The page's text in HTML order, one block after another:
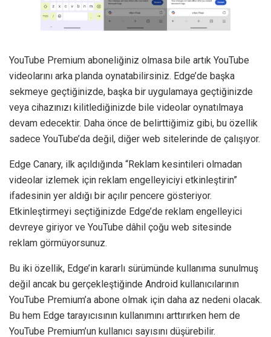
YouTube Premium aboneliğiniz olmasa bile artık YouTube
videolarını arka planda oynatabilirsiniz. Edge’de başka
sekmeye geçtiğinizde, başka bir uygulamaya geçtiğinizde
veya cihazınızı kilitlediğinizde bile videolar oynatılmaya
devam edecektir. Daha önce de belirttiğimiz gibi, bu özellik
sadece YouTube’da değil, diğer web sitelerinde de çalışıyor.
Edge Canary, ilk açıldığında “Reklam kesintileri olmadan
videolar izlemek için reklam engelleyiciyi etkinleştirin”
ifadesinin yer aldığı bir açılır pencere gösteriyor.
Etkinleştirmeyi seçtiğinizde Edge’de reklam engelleyici
devreye giriyor ve YouTube dâhil çoğu web sitesinde
reklam görmüyorsunuz.
Bu iki özellik, Edge’in kararlı sürümünde kullanıma sunulmuş
değil ancak bu gerçekleştiğinde Android kullanıcılarının
YouTube Premium’a abone olmak için daha az nedeni olacak.
Bu hem Edge tarayıcısının kullanımını arttırırken hem de
YouTube Premium’un kullanıcı sayısını düşürebilir.